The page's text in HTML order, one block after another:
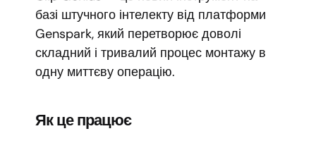
базі штучного інтелекту від платформи
Genspark, який перетворює доволі
складний і тривалий процес монтажу в
одну миттєву операцію.
Як це працює